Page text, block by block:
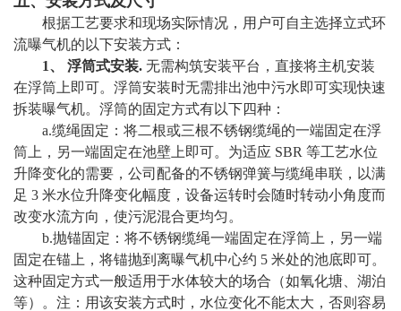
根据工艺要求和现场实际情况，用户可自主选择立式环
流曝气机的以下安装方式：
1、 浮筒式安装. 无需构筑安装平台，直接将主机安装
在浮筒上即可。浮筒安装时无需排出池中污水即可实现快速
拆装曝气机。浮筒的固定方式有以下四种：
a.缆绳固定：将二根或三根不锈钢缆绳的一端固定在浮
筒上，另一端固定在池壁上即可。为适应 SBR 等工艺水位
升降变化的需要，公司配备的不锈钢弹簧与缆绳串联，以满
足 3 米水位升降变化幅度，设备运转时会随时转动小角度而
改变水流方向，使污泥混合更均匀。
b.抛锚固定：将不锈钢缆绳一端固定在浮筒上，另一端
固定在锚上，将锚抛到离曝气机中心约 5 米处的池底即可。
这种固定方式一般适用于水体较大的场合（如氧化塘、湖泊
等）。注：用该安装方式时，水位变化不能太大，否则容易